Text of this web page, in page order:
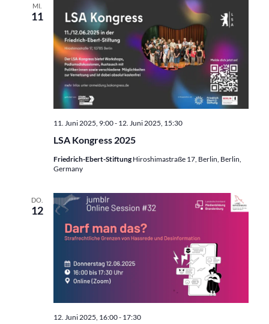
MI.
11
LSA Kongress 2025
11. Juni 2025, 9:00- 12. Juni 2025, 15:30
Friedrich-Ebert-Stiftung Hiroshimastraße 17, Berlin, Berlin,
Germany
DO.
12
12. Juni 2025, 16:00- 17:30